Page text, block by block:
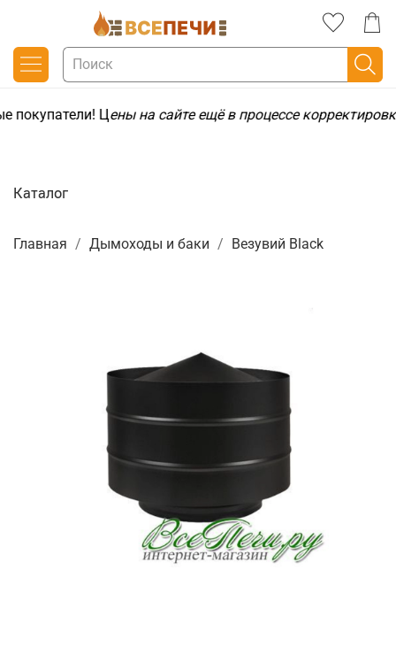
покупатели! Цены на сайте ещё в процессе
Главная Дымоходы и баки Везувий Black
Каталог